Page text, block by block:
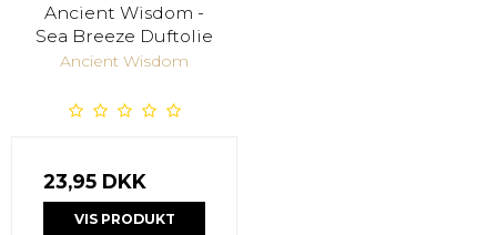
Ancient Wisdom -
Sea Breeze Duftolie
Ancient Wisdom
23,95 DKK
VIS PRODUKT